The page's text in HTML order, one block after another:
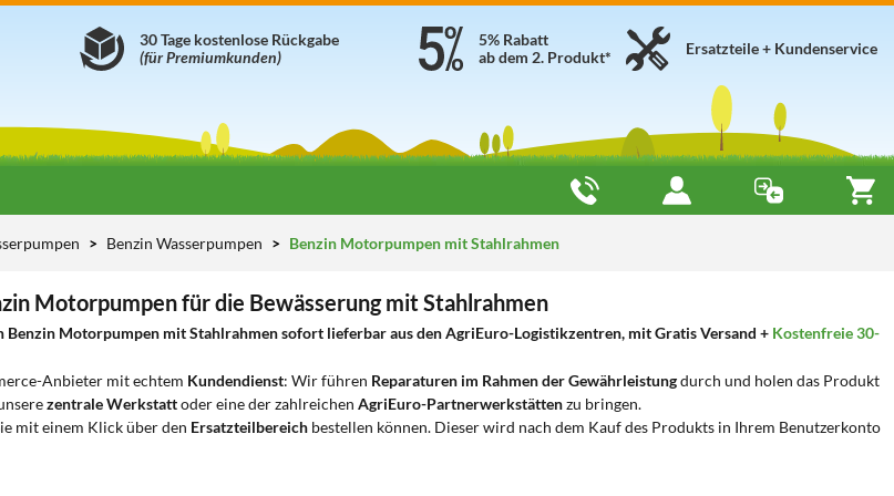
Ersatzteile + Kundenservice
5% Rabatt
ab dem 2. Produkt*
30 Tage kostenlose Rückgabe
(für Premiumkunden)
Benzin Wasserpumpen Benzin Motorpumpen mit Stahlrahmen
Motorpumpen für die Bewässerung mit Stahlrahmen
Benzin Motorpumpen mit Stahlrahmen sofort lieferbar aus den AgriEuro-Logistikzentren, mit Gratis Versand + Kostenfreie 30-
Anbieter mit echtem Kundendienst: Wir führen Reparaturen im Rahmen der Gewährleistungdurch und holen das Produkt
zentrale Werkstattoder eine der zahlreichen AgriEuro-Partnerwerkstättenzu bringen.
mit einem Klick über den Ersatzteilbereich bestellen können. Dieser wird nach dem Kauf des Produkts in Ihrem Benutzerkonto